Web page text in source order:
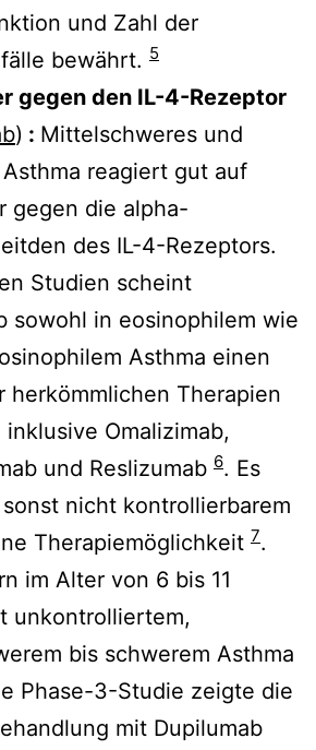
und Zahl der
bewährt. 5
gegen den IL-4-Rezeptor
) : Mittelschweres und
reagiert gut auf
gegen die alpha-
des IL-4-Rezeptors.
Studien scheint
sowohl in eosinophilem wie
Asthma einen
herkömmlichen Therapien
Omalizimab,
und Reslizumab 6. Es
nicht kontrollierbarem
Therapiemöglichkeit 7.
im Alter von 6 bis 11
unkontrolliertem,
bis schwerem Asthma
Phase-3-Studie zeigte die
mit Dupilumab